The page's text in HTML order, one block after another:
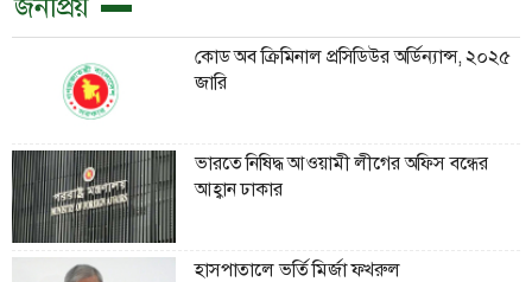
জনপ্রিয়
কোড অব ক্রিমিনাল প্রসিডিউর অর্ডিন্যান্স, ২০২৫
জারি
ভারতে নিষিদ্ধ আওয়ামী লীগের অফিস বন্ধের
আহ্বান ঢাকার
হাসপাতালে ভর্তি মির্জা ফখরুল